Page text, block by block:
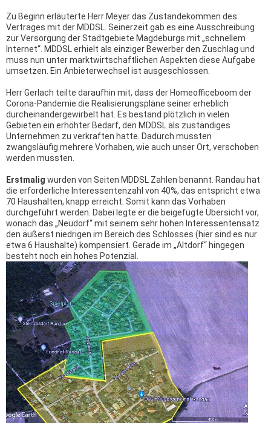
Zu Beginn erläuterte Herr Meyer das Zustandekommen des
Vertrages mit der MDDSL. Seinerzeit gab es eine Ausschreibung
zur Versorgung der Stadtgebiete Magdeburgs mit „schnellem
Internet“. MDDSL erhielt als einziger Bewerber den Zuschlag und
muss nun unter marktwirtschaftlichen Aspekten diese Aufgabe
umsetzen. Ein Anbieterwechsel ist ausgeschlossen.
Herr Gerlach teilte daraufhin mit, dass der Homeofficeboom der
Corona-Pandemie die Realisierungspläne seiner erheblich
durcheinandergewirbelt hat. Es bestand plötzlich in vielen
Gebieten ein erhöhter Bedarf, den MDDSL als zuständiges
Unternehmen zu verkraften hatte. Dadurch mussten
zwangsläufig mehrere Vorhaben, wie auch unser Ort, verschoben
werden mussten.
Erstmalig wurden von Seiten MDDSL Zahlen benannt. Randau hat
die erforderliche Interessentenzahl von 40%, das entspricht etwa
70 Haushalten, knapp erreicht. Somit kann das Vorhaben
durchgeführt werden. Dabei legte er die beigefügte Übersicht vor,
wonach das „Neudorf“ mit seinem sehr hohen Interessentensatz
den äußerst niedrigen im Bereich des Schlosses (hier sind es nur
etwa 6 Haushalte) kompensiert. Gerade im „Altdorf“ hingegen
besteht noch ein hohes Potenzial.